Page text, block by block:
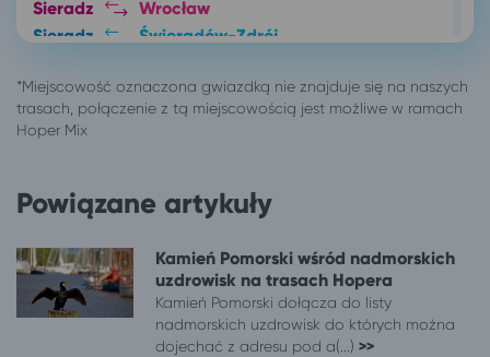
Sieradz
Wrocław
Sieradz
Świeradów-Zdrój
Sieradz
Gdańsk
Sieradz
Dąbki, gm. Darłowo
Sieradz
Sieradz
Jarosławiec, gm. Postomino
Sieradz
Sieradz
Łódź
Sieradz
Duszniki-Zdrój
Sieradz
Toruń
Wałbrzych
Powiązane artykuły
Kamień Pomorski wśród nadmorskich
uzdrowisk na trasach Hopera
Kamień Pomorski dołącza do listy
nadmorskich uzdrowisk do których można
dojechać z adresu pod a(...) >>